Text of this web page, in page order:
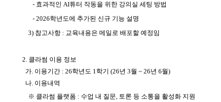
- 효과적인 AI튜터 작동을 위한 강의실 세팅 방법
- 2026학년도에 추가된 신규 기능 설명
3) 참고사항 : 교육내용은 메일로 배포할 예정임
2. 클라썸 이용 정보
가. 이용기간 : 26학년도 1학기 (26년 3월 ~ 26년 6월)
나. 이용내역
※ 클라썸 플랫폼 : 수업 내 질문, 토론 등 소통을 활성화 지원